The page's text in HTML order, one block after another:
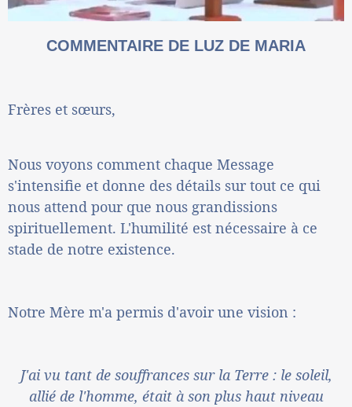
COMMENTAIRE DE LUZ DE MARIA
Frères et sœurs,
Nous voyons comment chaque Message
s'intensifie et donne des détails sur tout ce qui
nous attend pour que nous grandissions
spirituellement. L'humilité est nécessaire à ce
stade de notre existence.
Notre Mère m'a permis d'avoir une vision :
J'ai vu tant de souffrances sur la Terre : le soleil,
allié de l'homme, était à son plus haut niveau